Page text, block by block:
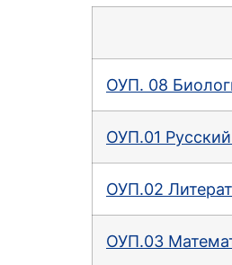
ОУП. 08
ОУП.01
ОУП.02
ОУП.03